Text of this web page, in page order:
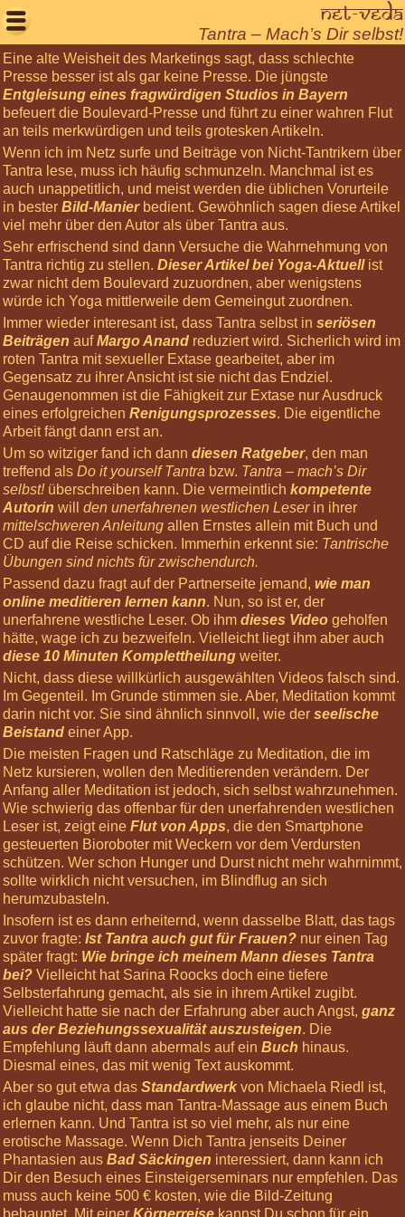
Net-Veda
Tantra – Mach’s Dir selbst!

Eine alte Weisheit des Marketings sagt, dass schlechte
Presse besser ist als gar keine Presse. Die jüngste
Entgleisung eines fragwürdigen Studios in Bayern
befeuert die Boulevard-Presse und führt zu einer wahren Flut
an teils merkwürdigen und teils grotesken Artikeln.
Wenn ich im Netz surfe und Beiträge von Nicht-Tantrikern über
Tantra lese, muss ich häufig schmunzeln. Manchmal ist es
auch unappetitlich, und meist werden die üblichen Vorurteile
in bester Bild-Manierbedient. Gewöhnlich sagen diese Artikel
viel mehr über den Autor als über Tantra aus.
Sehr erfrischend sind dann Versuche die Wahrnehmung von
Tantra richtig zu stellen. Dieser Artikel bei Yoga-Aktuellist
zwar nicht dem Boulevard zuzuordnen, aber wenigstens
würde ich Yoga mittlerweile dem Gemeingut zuordnen.
Immer wieder interesant ist, dass Tantra selbst in seriösen
Beiträgen aufMargo Anand reduziert wird. Sicherlich wird im
roten Tantra mit sexueller Extase gearbeitet, aber im
Gegensatz zu ihrer Ansicht ist sie nicht das Endziel.
Genaugenommen ist die Fähigkeit zur Extase nur Ausdruck
eines erfolgreichen Renigungsprozesses. Die eigentliche
Arbeit fängt dann erst an.
Um so witziger fand ich dann diesen Ratgeber, den man
treffend als Do it yourself Tantra bzw. Tantra – mach’s Dir
selbst!überschreiben kann. Die vermeintlich kompetente
Autorin will den unerfahrenen westlichen Leserin ihrer
mittelschweren Anleitung allen Ernstes allein mit Buch und
CD auf die Reise schicken. Immerhin erkennt sie: Tantrische
Übungen sind nichts für zwischendurch.
Passend dazu fragt auf der Partnerseite jemand, wie man
online meditieren lernen kann. Nun, so ist er, der
unerfahrene westliche Leser. Ob ihm dieses Video geholfen
hätte, wage ich zu bezweifeln. Vielleicht liegt ihm aber auch
diese 10 Minuten Komplettheilung weiter.
Nicht, dass diese willkürlich ausgewählten Videos falsch sind.
Im Gegenteil. Im Grunde stimmen sie. Aber, Meditation kommt
darin nicht vor. Sie sind ähnlich sinnvoll, wie der seelische
Beistand einer App.
Die meisten Fragen und Ratschläge zu Meditation, die im
Netz kursieren, wollen den Meditierenden verändern. Der
Anfang aller Meditation ist jedoch, sich selbst wahrzunehmen.
Wie schwierig das offenbar für den unerfahrenden westlichen
Leser ist, zeigt eine Flut von Apps, die den Smartphone
gesteuerten Bioroboter mit Weckern vor dem Verdursten
schützen. Wer schon Hunger und Durst nicht mehr wahrnimmt,
sollte wirklich nicht versuchen, im Blindflug an sich
herumzubasteln.
Insofern ist es dann erheiternd, wenn dasselbe Blatt, das tags
zuvor fragte: Ist Tantra auch gut für Frauen? nur einen Tag
später fragt: Wie bringe ich meinem Mann dieses Tantra
bei? Vielleicht hat Sarina Roocks doch eine tiefere
Selbsterfahrung gemacht, als sie in ihrem Artikel zugibt.
Vielleicht hatte sie nach der Erfahrung aber auch Angst, ganz
aus der Beziehungssexualität auszusteigen. Die
Empfehlung läuft dann abermals auf ein Buch hinaus.
Diesmal eines, das mit wenig Text auskommt.
Aber so gut etwa das Standardwerk von Michaela Riedl ist,
ich glaube nicht, dass man Tantra-Massage aus einem Buch
erlernen kann. Und Tantra ist so viel mehr, als nur eine
erotische Massage. Wenn Dich Tantra jenseits Deiner
Phantasien aus Bad Säckingen interessiert, dann kann ich
Dir den Besuch eines Einsteigerseminars nur empfehlen. Das
muss auch keine 500 € kosten, wie die Bild-Zeitung
Informiere
mich »
Nächste
Highlights
03
Oct
2026
12:00
Basis-
Körperreise:
Die
Chakren
07
Nov
2026
12:00
Körperreise
Tag:
Kopfgefühle
28
Nov
2026
12:00
Körperreise
Tag:
Beflügelt
-
Arme
und
Hände
09
Jan
2027
12:00
Körperreise
Tag:
Tragend
-
Beine
und
Füße
30
Willkommen
Aktuelles
Seminare
Körperarbeit
Meditationen
Über
Net-
Veda
Leben
Gästebuch
Login